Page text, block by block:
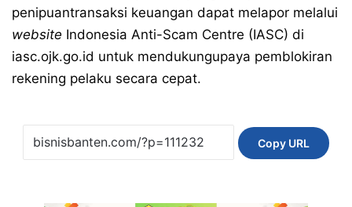
penipuantransaksi keuangan dapat melapor melalui
website Indonesia Anti-Scam Centre (IASC) di
iasc.ojk.go.id untuk mendukungupaya pemblokiran
rekening pelaku secara cepat.
Copy URL